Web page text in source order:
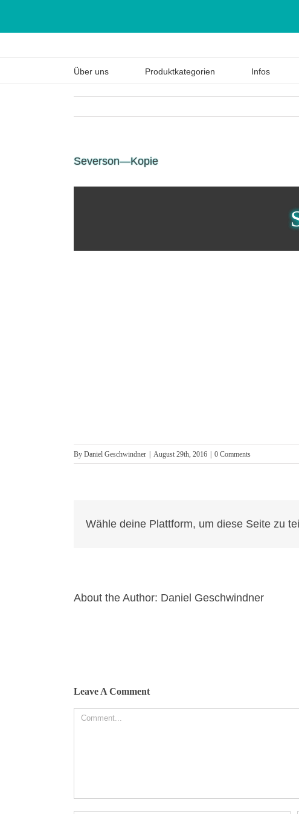
Über uns Produktkategorien Infos
Severson—Kopie
By Daniel Geschwindner August 29th, 2016 0 Comments
Wähle deine Plattform, um diese Seite zu
About the Author: Daniel Geschwindner
Leave A Comment